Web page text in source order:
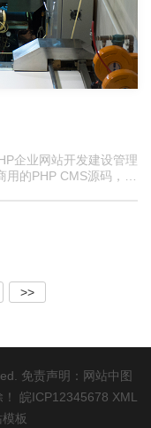
企业网站开发建设管理
的PHP CMS源码，能
企...
>>
免责声明：网站中图
皖ICP12345678 XML
板